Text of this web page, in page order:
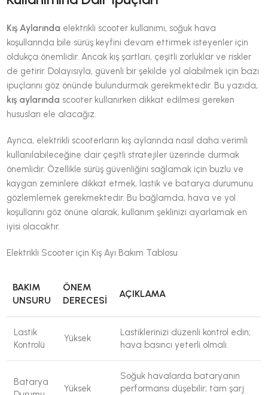
Kış Aylarında elektrikli scooter kullanımı, soğuk hava
koşullarında bile sürüş keyfini devam ettirmek isteyenler için
oldukça önemlidir. Ancak kış şartları, çeşitli zorluklar ve riskler
de getirir. Dolayısıyla, güvenli bir şekilde yol alabilmek için bazı
ipuçlarını göz önünde bulundurmak gerekmektedir. Bu yazıda,
kış aylarında scooter kullanırken dikkat edilmesi gereken
hususları ele alacağız.
Ayrıca, elektrikli scooterların kış aylarında nasıl daha verimli
kullanılabileceğine dair çeşitli stratejiler üzerinde durmak
önemlidir. Özellikle sürüş güvenliğini sağlamak için buzlu ve
kaygan zeminlere dikkat etmek, lastik ve batarya durumunu
gözlemlemek gerekmektedir. Bu bağlamda, hava ve yol
koşullarını göz önüne alarak, kullanım şeklinizi ayarlamak en
iyisi olacaktır.
Elektrikli Scooter için Kış Ayı Bakım Tablosu
BAKIM
UNSURU
ÖNEM
DERECESI
AÇIKLAMA
Lastik
Kontrolü
Yüksek
Lastiklerinizi düzenli kontrol edin;
hava basıncı yeterli olmalı.
Batarya
Yüksek
Soğuk havalarda bataryanın
performansı düşebilir; tam şarj